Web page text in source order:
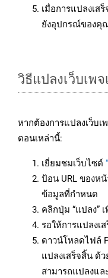
เมื่อการแปลงเส
ยังอุปกรณ์ของคุ
วิธีแปลงเว็บเพ
หากต้องการแปลงเว็บ
ตอนเหล่านี้:
เยี่ยมชมเว็บไซต์
ป้อน URL ของห
ข้อมูลที่กำหนด
คลิกปุ่ม “แปลง”
รอให้การแปลงเ
ดาวน์โหลดไฟล์
แปลงเสร็จสิ้น ด้
สามารถแปลงแล